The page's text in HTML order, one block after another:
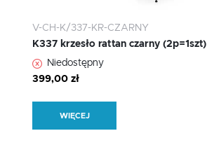
V-CH-K/337-KR-CZARNY
K337 krzesło rattan czarny (2p=1szt)
Niedostępny
399,00 zł
WIĘCEJ